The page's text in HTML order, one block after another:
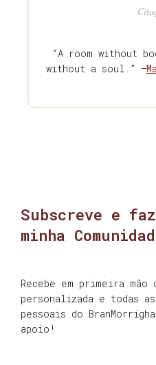
“A room without
without a soul.” —
Subscreve e
minha
Recebe em primeira mão
personalizada e todas
pessoais do
apoio!